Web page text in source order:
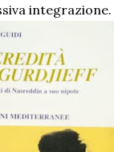
integrazione.